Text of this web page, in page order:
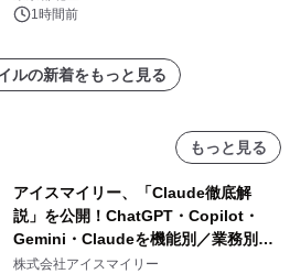
1時間前
ルの新着をもっと見る
もっと見る
アイスマイリー、「Claude徹底解
説」を公開！ChatGPT・Copilot・
Gemini・Claudeを機能別／業務別に
比較―自社に合う生成AIの選び方がわ
株式会社アイスマイリー